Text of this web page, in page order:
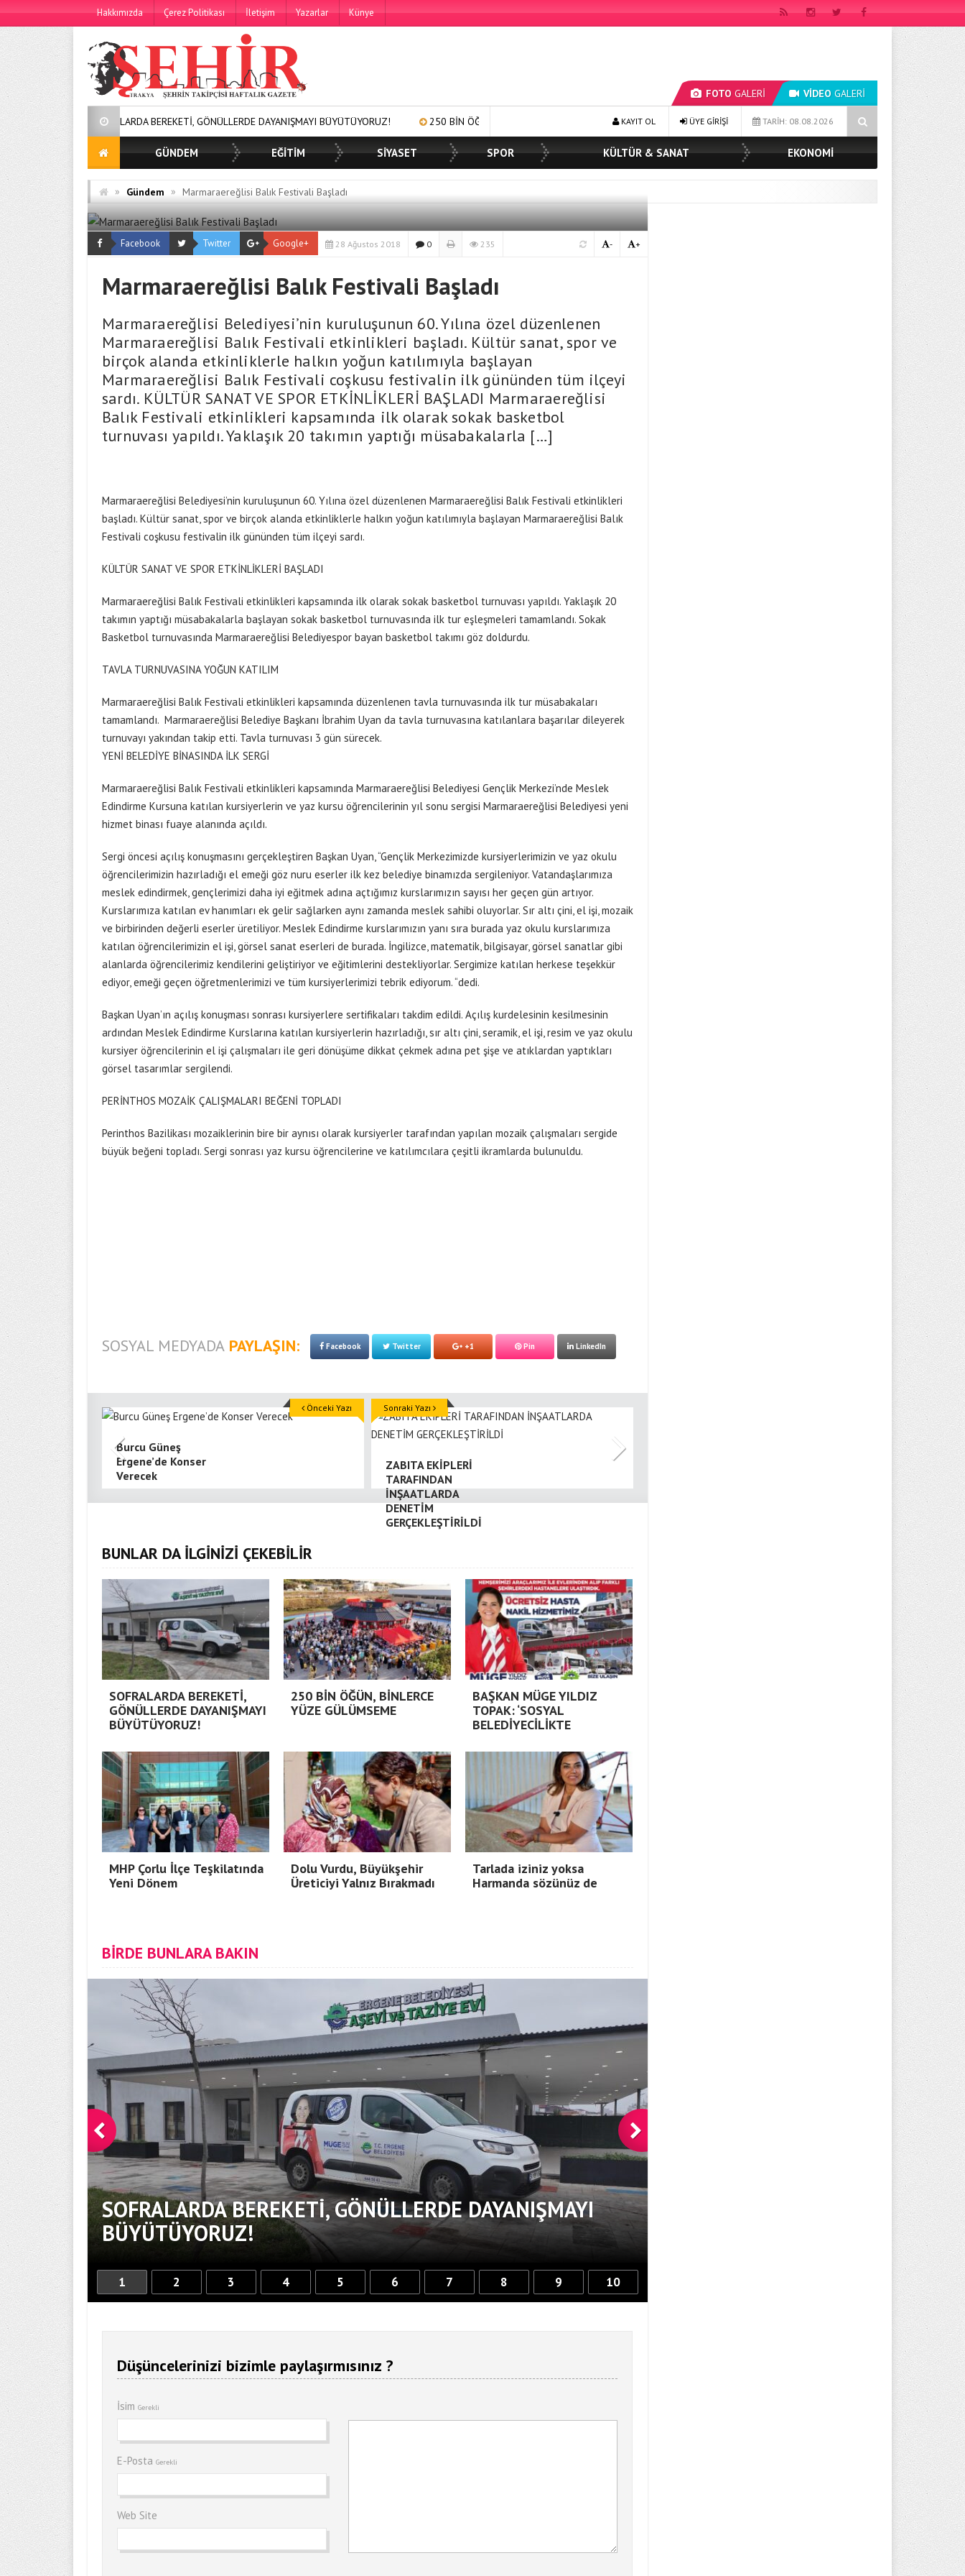
Hakkımızda Çerez Politikası İletişim Yazarlar Künye
FOTO GALERİ VİDEO GALERİ
SOFRALARDA BEREKETİ, GÖNÜLLERDE DAYANIŞMAYI BÜYÜTÜYORUZ! 250 BİN ÖĞÜN, BİNLERCE YÜZE GÜLÜMSEME BAŞKAN MÜGE YILDIZ TOPAK: ‘SOSYAL BELEDİYECİLİKTE HİÇBİR HEMŞERİMİZİ YALNIZ
TARİH: 08.08.2026
ÜYE GİRİŞİ
KAYIT OL
GÜNDEM EĞİTİM SİYASET SPOR KÜLTÜR & SANAT EKONOMİ
» Gündem » Marmaraereğlisi Balık Festivali Başladı
Facebook Twitter Google+ 28 Ağustos 2018 0 235 +
-
Marmaraereğlisi Balık Festivali Başladı
Marmaraereğlisi Belediyesi’nin kuruluşunun 60. Yılına özel düzenlenen
Marmaraereğlisi Balık Festivali etkinlikleri başladı. Kültür sanat, spor ve
birçok alanda etkinliklerle halkın yoğun katılımıyla başlayan
Marmaraereğlisi Balık Festivali coşkusu festivalin ilk gününden tüm ilçeyi
sardı. KÜLTÜR SANAT VE SPOR ETKİNLİKLERİ BAŞLADI Marmaraereğlisi
Balık Festivali etkinlikleri kapsamında ilk olarak sokak basketbol
turnuvası yapıldı. Yaklaşık 20 takımın yaptığı müsabakalarla […]
Marmaraereğlisi Belediyesi’nin kuruluşunun 60. Yılına özel düzenlenen Marmaraereğlisi Balık Festivali etkinlikleri
başladı. Kültür sanat, spor ve birçok alanda etkinliklerle halkın yoğun katılımıyla başlayan Marmaraereğlisi Balık
Festivali coşkusu festivalin ilk gününden tüm ilçeyi sardı.
KÜLTÜR SANAT VE SPOR ETKİNLİKLERİ BAŞLADI
Marmaraereğlisi Balık Festivali etkinlikleri kapsamında ilk olarak sokak basketbol turnuvası yapıldı. Yaklaşık 20
takımın yaptığı müsabakalarla başlayan sokak basketbol turnuvasında ilk tur eşleşmeleri tamamlandı. Sokak
Basketbol turnuvasında Marmaraereğlisi Belediyespor bayan basketbol takımı göz doldurdu.
TAVLA TURNUVASINA YOĞUN KATILIM
Marmaraereğlisi Balık Festivali etkinlikleri kapsamında düzenlenen tavla turnuvasında ilk tur müsabakaları
tamamlandı. Marmaraereğlisi Belediye Başkanı İbrahim Uyan da tavla turnuvasına katılanlara başarılar dileyerek
turnuvayı yakından takip etti. Tavla turnuvası 3 gün sürecek.
YENİ BELEDİYE BİNASINDA İLK SERGİ
Marmaraereğlisi Balık Festivali etkinlikleri kapsamında Marmaraereğlisi Belediyesi Gençlik Merkezi’nde Meslek
Edindirme Kursuna katılan kursiyerlerin ve yaz kursu öğrencilerinin yıl sonu sergisi Marmaraereğlisi Belediyesi yeni
hizmet binası fuaye alanında açıldı.
Sergi öncesi açılış konuşmasını gerçekleştiren Başkan Uyan, “Gençlik Merkezimizde kursiyerlerimizin ve yaz okulu
öğrencilerimizin hazırladığı el emeği göz nuru eserler ilk kez belediye binamızda sergileniyor. Vatandaşlarımıza
meslek edindirmek, gençlerimizi daha iyi eğitmek adına açtığımız kurslarımızın sayısı her geçen gün artıyor.
Kurslarımıza katılan ev hanımları ek gelir sağlarken aynı zamanda meslek sahibi oluyorlar. Sır altı çini, el işi, mozaik
ve birbirinden değerli eserler üretiliyor. Meslek Edindirme kurslarımızın yanı sıra burada yaz okulu kurslarımıza
katılan öğrencilerimizin el işi, görsel sanat eserleri de burada. İngilizce, matematik, bilgisayar, görsel sanatlar gibi
alanlarda öğrencilerimiz kendilerini geliştiriyor ve eğitimlerini destekliyorlar. Sergimize katılan herkese teşekkür
ediyor, emeği geçen öğretmenlerimizi ve tüm kursiyerlerimizi tebrik ediyorum. “dedi.
Başkan Uyan’ın açılış konuşması sonrası kursiyerlere sertifikaları takdim edildi. Açılış kurdelesinin kesilmesinin
ardından Meslek Edindirme Kurslarına katılan kursiyerlerin hazırladığı, sır altı çini, seramik, el işi, resim ve yaz okulu
kursiyer öğrencilerinin el işi çalışmaları ile geri dönüşüme dikkat çekmek adına pet şişe ve atıklardan yaptıkları
görsel tasarımlar sergilendi.
PERİNTHOS MOZAİK ÇALIŞMALARI BEĞENİ TOPLADI
Perinthos Bazilikası mozaiklerinin bire bir aynısı olarak kursiyerler tarafından yapılan mozaik çalışmaları sergide
büyük beğeni topladı. Sergi sonrası yaz kursu öğrencilerine ve katılımcılara çeşitli ikramlarda bulunuldu.
SOSYAL MEDYADA PAYLAŞIN: Facebook Twitter +1 Pin LinkedIn
Burcu Güneş
Ergene’de Konser
Verecek
Önceki Yazı
ZABITA EKİPLERİ
TARAFINDAN
İNŞAATLARDA
DENETİM
GERÇEKLEŞTİRİLDİ
Sonraki Yazı
BUNLAR DA İLGİNİZİ ÇEKEBİLİR
SOFRALARDA BEREKETİ,
GÖNÜLLERDE DAYANIŞMAYI
BÜYÜTÜYORUZ!
250 BİN ÖĞÜN, BİNLERCE
YÜZE GÜLÜMSEME
BAŞKAN MÜGE YILDIZ
TOPAK: ‘SOSYAL
BELEDİYECİLİKTE
MHP Çorlu İlçe Teşkilatında
Yeni Dönem
Dolu Vurdu, Büyükşehir
Üreticiyi Yalnız Bırakmadı
Tarlada iziniz yoksa
Harmanda sözünüz de
BİRDE BUNLARA BAKIN
SOFRALARDA BEREKETİ, GÖNÜLLERDE DAYANIŞMAYI
BÜYÜTÜYORUZ!
250 BİN ÖĞÜN, BİNLERCE
1 2 3 4 5 6 7 8 9 10
Düşüncelerinizi bizimle paylaşırmısınız ?
İsim Gerekli
E-Posta Gerekli
Web Site